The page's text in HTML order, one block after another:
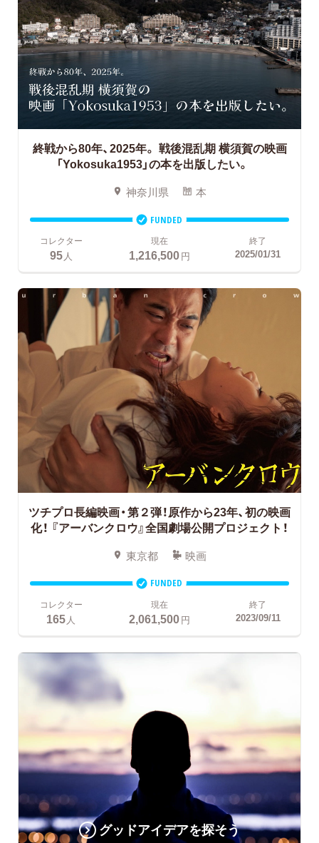
終戦から80年、2025年。 戦後混乱期 横須賀の映画
「Yokosuka1953」の本を出版したい。
神奈川県 本
FUNDED
コレクター
95人
現在
1,216,500円
終了
2025/01/31
ツチプロ長編映画・第２弾！原作から23年、初の映画
化！ 『アーバンクロウ』全国劇場公開プロジェクト！
東京都 映画
FUNDED
コレクター
165 人
現在
2,061,500円
終了
2023/09/11
グッドアイデアを探そう